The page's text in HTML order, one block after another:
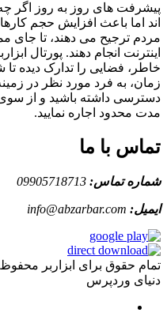
پیشرفت های روز به روز اگر
اند اما باعث افزایش حجم
مردم ترجیح می دهند، تا جای
اینترنت انجام دهند. پورتال
خاطر، فضایی را تدارک دیده تا
زمان، به فرد مورد نظر در
دسترسی داشته باشید و از سوی
مدت محدود اجاره نمایید.
تماس با ما
شماره تماس: 09905718713
ایمیل: info@abzarbar.com
تمام حقوق برای ابزاربر
دنیای وردپرس